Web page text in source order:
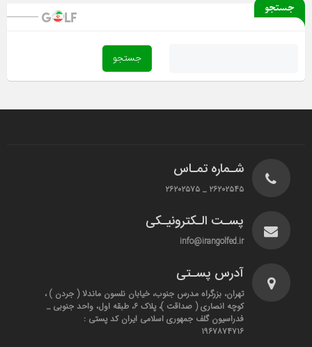
جستجو
شـماره تمـاس
۲۶۲۰۲۵۴۵ _ ۲۶۲۰۲۵۷۵
پسـت الـکترونیـکی
info@irangolfed.ir
آدرس پسـتی
تهران، بزرگراه مدرس جنوب، خیابان نلسون ماندلا ( جردن ) ،
کوچه انصاری ( صداقت )، پلاک ۶، طبقه اول، واحد جنوبی _
فدراسیون گلف جمهوری اسلامی ایران کد پستی :
۱۹۶۷۸۷۴۷۱۶